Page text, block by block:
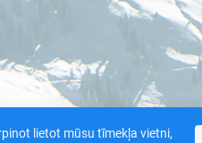
lietot mūsu tīmekļa vietni,